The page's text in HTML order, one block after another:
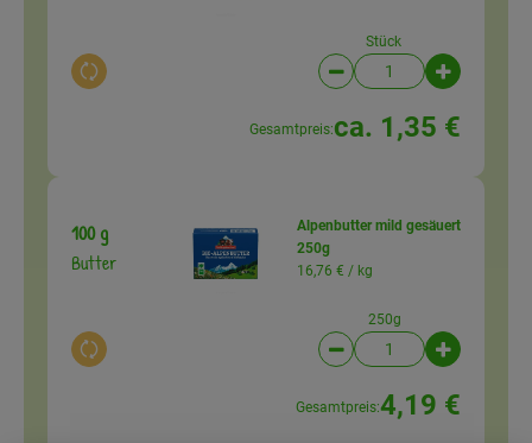
Auswahl ändern
Stück
Artikelanzahl
Gesamtpreis:ca. 1,35 €
100 g
Butter
Auswahl ändern
Alpenbutter mild gesäuert
250g
16,76 € / kg
250g
Artikelanzahl
Gesamtpreis:4,19 €